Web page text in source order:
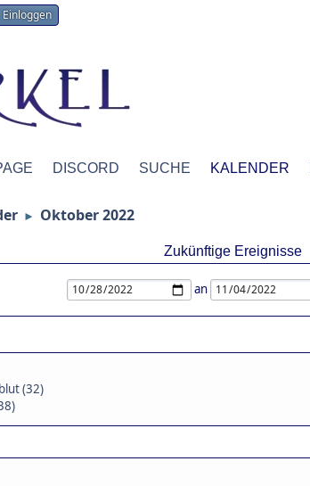
Einloggen
DISCORD SUCHE KALENDER
► Oktober 2022
Zukünftige Ereignisse
an
(32)